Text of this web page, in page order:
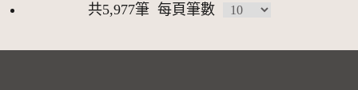
共5,977筆 每頁筆數